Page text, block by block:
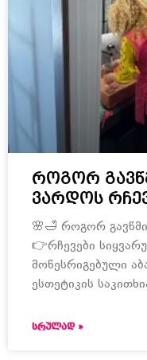
როგორ
ვარდოს
🌸🛁 როგორ
👉რჩევები
მოწესრიგებული
ესთეტიკის
ᲡᲠᲣᲚᲐᲓ »